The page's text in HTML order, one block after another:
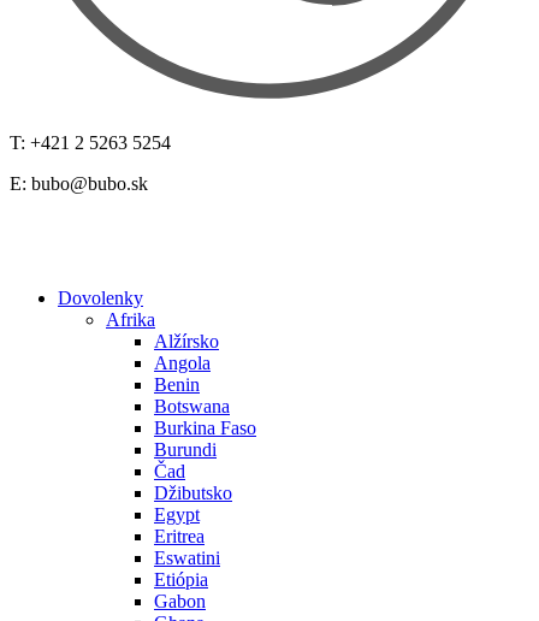
T: +421 2 5263 5254
E: bubo@bubo.sk
Dovolenky
Afrika
Alžírsko
Angola
Benin
Botswana
Burkina Faso
Burundi
Čad
Džibutsko
Egypt
Eritrea
Eswatini
Etiópia
Gabon